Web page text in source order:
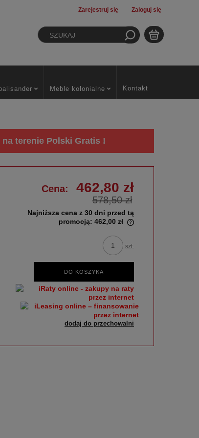
Zarejestruj się Zaloguj się
Meble kolonialne Kontakt
terenie Polski Gratis !
Cena: 462,80 zł
578,50 zł
Najniższa cena z 30 dni przed tą
promocją: 462,00 zł
szt.
DO KOSZYKA
dodaj do przechowalni